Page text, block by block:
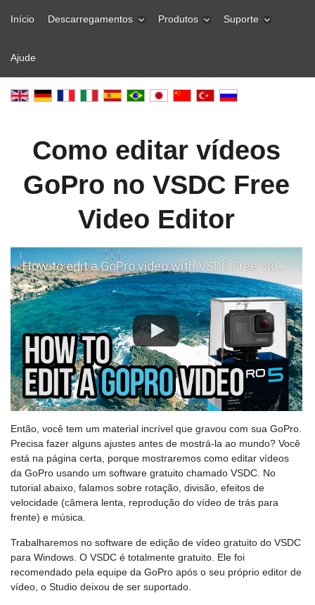
Início Descarregamentos Produtos Suporte
Ajude
Como editar vídeos
GoPro no VSDC Free
Video Editor
How to edit a GoPro video with VSDC Free Video Editor
Então, você tem um material incrível que gravou com sua GoPro.
Precisa fazer alguns ajustes antes de mostrá-la ao mundo? Você
está na página certa, porque mostraremos como editar vídeos
da GoPro usando um software gratuito chamado VSDC. No
tutorial abaixo, falamos sobre rotação, divisão, efeitos de
velocidade (câmera lenta, reprodução do vídeo de trás para
frente) e música.
Trabalharemos no software de edição de vídeo gratuito do VSDC
para Windows. O VSDC é totalmente gratuito. Ele foi
recomendado pela equipe da GoPro após o seu próprio editor de
vídeo, o Studio deixou de ser suportado.